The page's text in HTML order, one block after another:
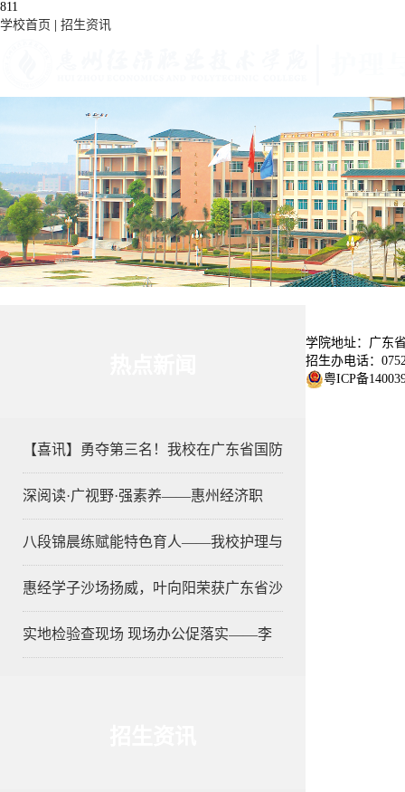
811
学校首页
招生资讯
院部动态
学生园地
学院概况
学院简介
专业介绍
招生就业
招生宣传
实习就业
【喜讯】勇夺第三名！我校在广东省国防
深阅读·广视野·强素养——惠州经济职
八段锦晨练赋能特色育人——我校护理与
惠经学子沙场扬威，叶向阳荣获广东省沙
实地检验查现场 现场办公促落实——李
学院地址：广东
招生办电话：
粤ICP备